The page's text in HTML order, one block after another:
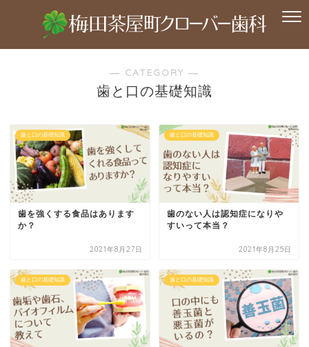
― CATEGORY ―
歯と口の基礎知識
歯と口の基礎知識
歯を強くする食品はあります
か？
2021年8月27日
歯と口の基礎知識
歯のない人は認知症になりや
すいって本当？
2021年8月25日
歯と口の基礎知識 歯と口の基礎知識